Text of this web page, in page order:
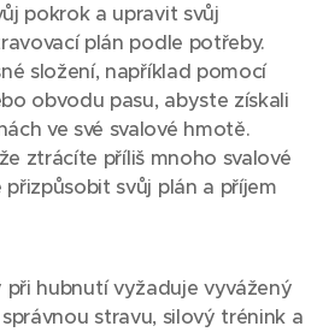
pokrok a upravit svůj
plán podle potřeby.
složení, například pomocí
obvodu pasu, abyste získali
ve své svalové hmotě.
ztrácíte příliš mnoho svalové
svůj plán a příjem
při hubnutí vyžaduje vyvážený
stravu, silový trénink a